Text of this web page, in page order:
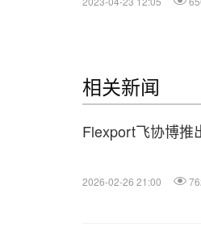
相关新闻
Flexport飞协博推
2026-02-26 21:00